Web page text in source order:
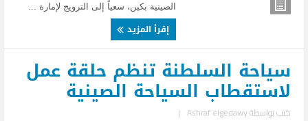
الصينية بكين، سعياً إلى الترويج لإمارة ...
إقرأ المزيد
سياحة السلطنة تنظم حلقة عمل
لاستقطاب السياحة الصينية
كتب بواسطةAshraf elgedawy
|